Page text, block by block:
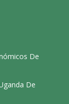
De
De